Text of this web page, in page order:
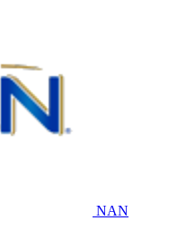
NAN